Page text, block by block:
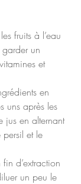
fruits à l’eau
un
et
en
uns après les
jus en alternant
et le
d’extraction
un peu le